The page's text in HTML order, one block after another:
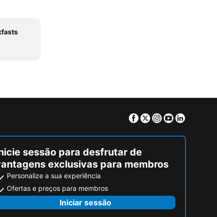
Facebook
TwitterInstagram
Youtube
sessão para desfrutar de
exclusivas para membros
Personalize a sua experiência
Ofertas e preços para membros
Iniciar sessão